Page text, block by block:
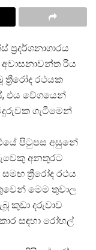
ප්රදර්ශනාගාරය
අවාසනාවන්ත රිය
ත්රීරෝද රථයක
එය වේගයෙන්
ගැටීමෙන්
පිටුපස අසුනේ
අනතුරට
සමඟ ත්රීරෝද රථය
මෙම තුවාල
කුඩා දරුවාව
සඳහා රෝහල්